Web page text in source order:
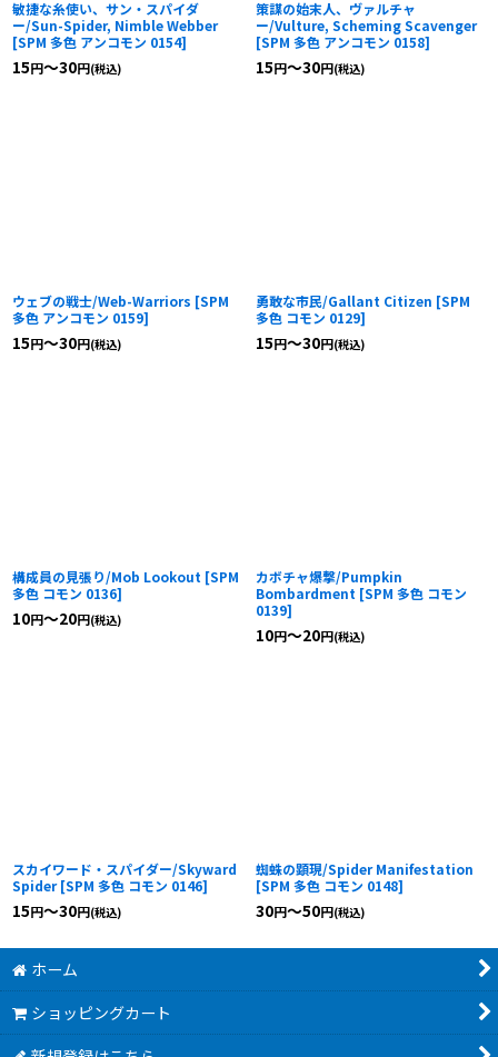
敏捷な糸使い、サン・スパイダ
ー/Sun-Spider, Nimble Webber
[SPM 多色 アンコモン 0154]
15円～30円(税込)
策謀の始末人、ヴァルチャ
ー/Vulture, Scheming Scavenger
[SPM 多色 アンコモン 0158]
15円～30円(税込)
ウェブの戦士/Web-Warriors [SPM
多色 アンコモン 0159]
15円～30円(税込)
勇敢な市民/Gallant Citizen [SPM
多色 コモン 0129]
15円～30円(税込)
構成員の見張り/Mob Lookout [SPM
多色 コモン 0136]
10円～20円(税込)
カボチャ爆撃/Pumpkin
Bombardment [SPM 多色 コモン
0139]
10円～20円(税込)
スカイワード・スパイダー/Skyward
Spider [SPM 多色 コモン 0146]
15円～30円(税込)
蜘蛛の顕現/Spider Manifestation
[SPM 多色 コモン 0148]
30円～50円(税込)
ホーム
ショッピングカート